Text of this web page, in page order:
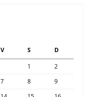
V S
D
1
2
7 8
9